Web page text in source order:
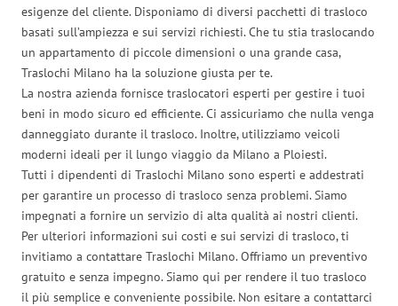
esigenze del cliente. Disponiamo di diversi pacchetti di trasloco
basati sull’ampiezza e sui servizi richiesti. Che tu stia traslocando
un appartamento di piccole dimensioni o una grande casa,
Traslochi Milano ha la soluzione giusta per te.
La nostra azienda fornisce traslocatori esperti per gestire i tuoi
beni in modo sicuro ed efficiente. Ci assicuriamo che nulla venga
danneggiato durante il trasloco. Inoltre, utilizziamo veicoli
moderni ideali per il lungo viaggio da Milano a Ploiesti.
Tutti i dipendenti di Traslochi Milano sono esperti e addestrati
per garantire un processo di trasloco senza problemi. Siamo
impegnati a fornire un servizio di alta qualità ai nostri clienti.
Per ulteriori informazioni sui costi e sui servizi di trasloco, ti
invitiamo a contattare Traslochi Milano. Offriamo un preventivo
gratuito e senza impegno. Siamo qui per rendere il tuo trasloco
il più semplice e conveniente possibile. Non esitare a contattarci